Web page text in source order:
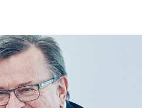
und Chassis
und